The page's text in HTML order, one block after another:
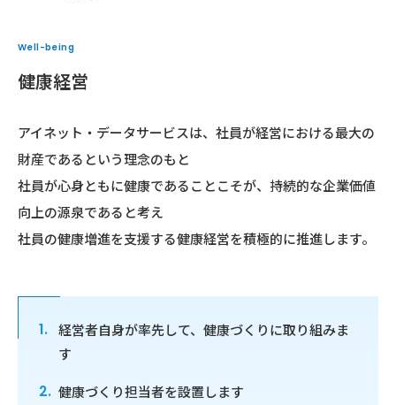
Well-being
健康経営
アイネット・データサービスは、社員が経営における最大の
財産であるという理念のもと
社員が心身ともに健康であることこそが、持続的な企業価値
向上の源泉であると考え
社員の健康増進を支援する健康経営を積極的に推進します。
経営者自身が率先して、健康づくりに取り組みま
す
健康づくり担当者を設置します